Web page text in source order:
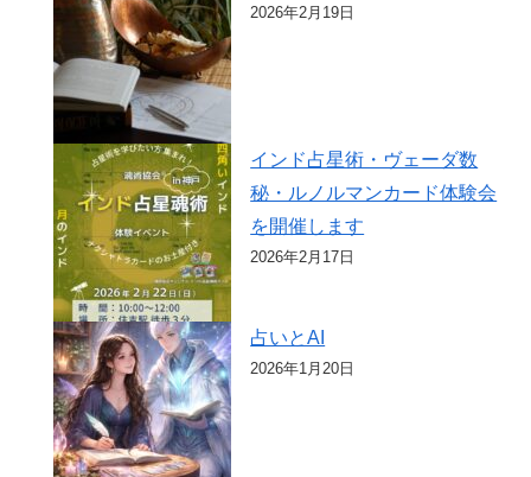
2026年2月19日
インド占星術・ヴェーダ数
秘・ルノルマンカード体験会
を開催します
2026年2月17日
占いとAI
2026年1月20日